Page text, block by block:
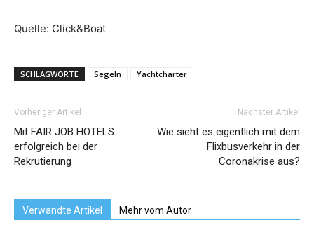
Quelle: Click&Boat
SCHLAGWORTE Segeln Yachtcharter
Vorheriger Artikel
Mit FAIR JOB HOTELS
erfolgreich bei der
Rekrutierung
Nächster Artikel
Wie sieht es eigentlich mit dem
Flixbusverkehr in der
Coronakrise aus?
Verwandte Artikel Mehr vom Autor